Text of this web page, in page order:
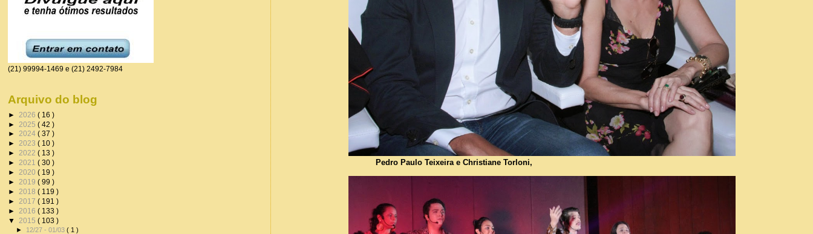
Pedro Paulo Teixeira e Christiane Torloni,
(21) 99994-1469 e (21) 2492-7984
Arquivo do blog
► 2026 ( 16 )
► 2025 ( 42 )
► 2024 ( 37 )
► 2023 ( 10 )
► 2022 ( 13 )
► 2021 ( 30 )
► 2020 ( 19 )
► 2019 ( 99 )
► 2018 ( 119 )
► 2017 ( 191 )
► 2016 ( 133 )
▼ 2015 ( 103 )
► 12/27 - 01/03( 1 )